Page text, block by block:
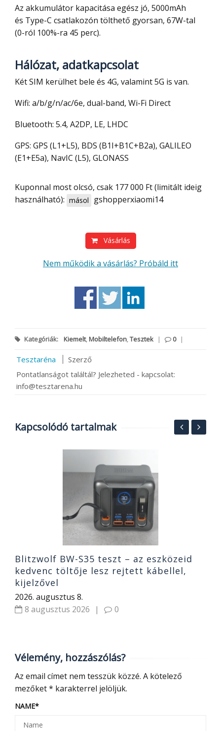
Az akkumulátor kapacitása egész jó, 5000mAh
és Type-C csatlakozón tölthető gyorsan, 67W-tal
(0-ról 100%-ra 45 perc).
Hálózat, adatkapcsolat
Két SIM kerülhet bele és 4G, valamint 5G is van.
Wifi: a/b/g/n/ac/6e, dual-band, Wi-Fi Direct
Bluetooth: 5.4, A2DP, LE, LHDC
GPS: GPS (L1+L5), BDS (B1I+B1C+B2a), GALILEO
(E1+E5a), NavIC (L5), GLONASS
Kuponnal most olcsó, csak 177 000 Ft (limitált ideig
használható): másol gshopperxiaomi14
Vásárlás
Nem működik a vásárlás? Próbáld itt
Kategóriák: Kiemelt,Mobiltelefon,Tesztek | 0 |
Tesztaréna
Szerző
Pontatlanságot találtál? Jelezheted - kapcsolat:
info@tesztarena.hu
Kapcsolódó tartalmak
Blitzwolf BW-S35 teszt – az eszközeid
kedvenc töltője lesz rejtett kábellel,
kijelzővel
2026. augusztus 8.
8 augusztus 2026
| 0
Vélemény, hozzászólás?
Az email címet nem tesszük közzé. A kötelező
mezőket* karakterrel jelöljük.
NAME*